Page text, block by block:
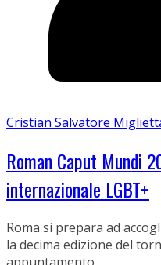
Cristian Salvatore
Roman Caput Mundi
internazionale LGBT+
Roma si prepara ad
la decima edizione del